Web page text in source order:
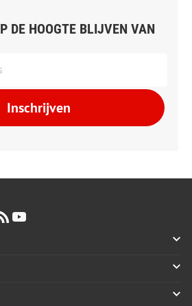
DE HOOGTE BLIJVEN VAN
Inschrijven